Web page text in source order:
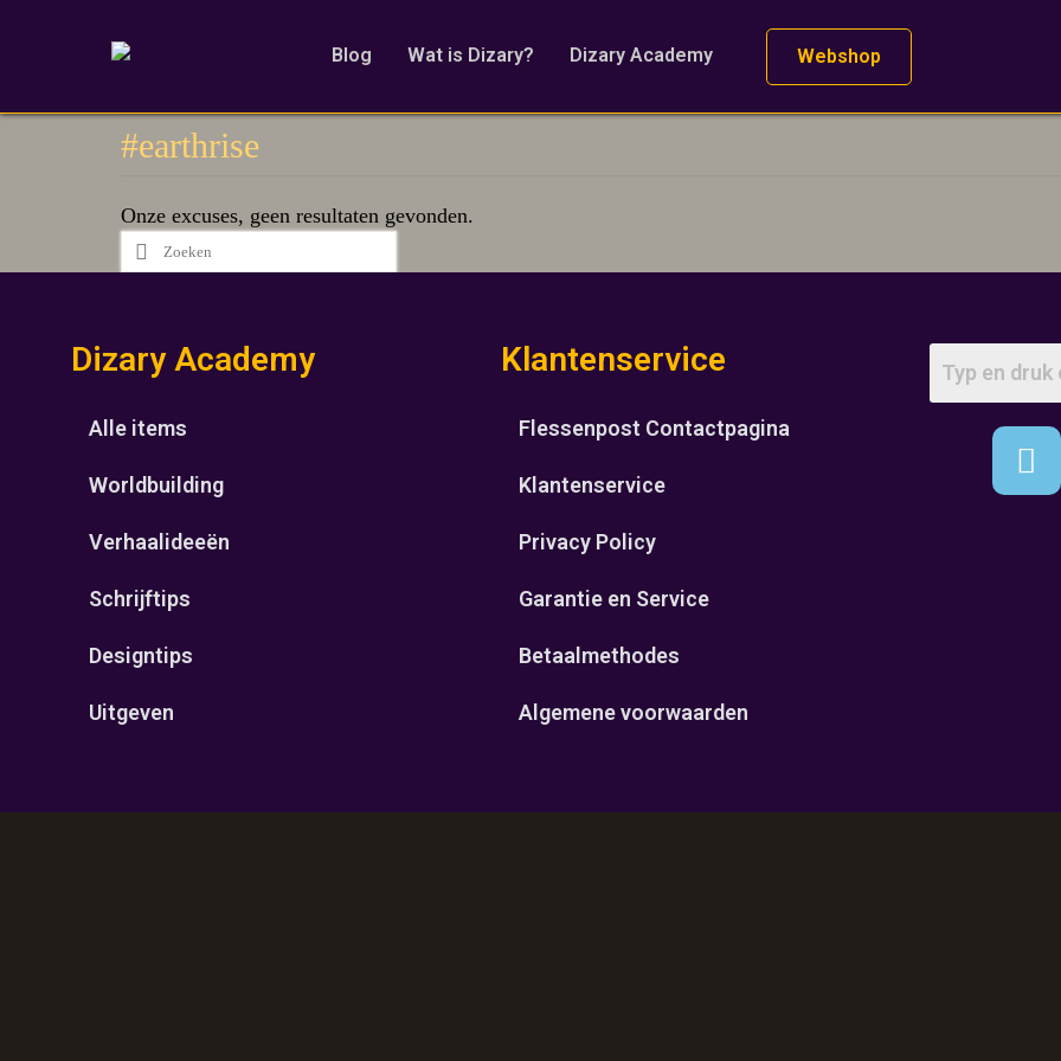
Blog Wat is Dizary? Dizary Academy Webshop
#earthrise
Onze excuses, geen resultaten gevonden.
Dizary Academy
Alle items
Worldbuilding
Verhaalideeën
Schrijftips
Designtips
Uitgeven
Klantenservice
Flessenpost Contactpagina
Klantenservice
Privacy Policy
Garantie en Service
Betaalmethodes
Algemene voorwaarden